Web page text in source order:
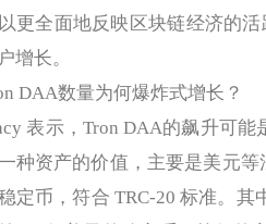
更全面地反映区块链经济的
增长。
数量为何爆炸式增长？
表示，Tron DAA的飙升可能
种资产的价值，主要是美元
定币，符合 TRC-20 标准。其